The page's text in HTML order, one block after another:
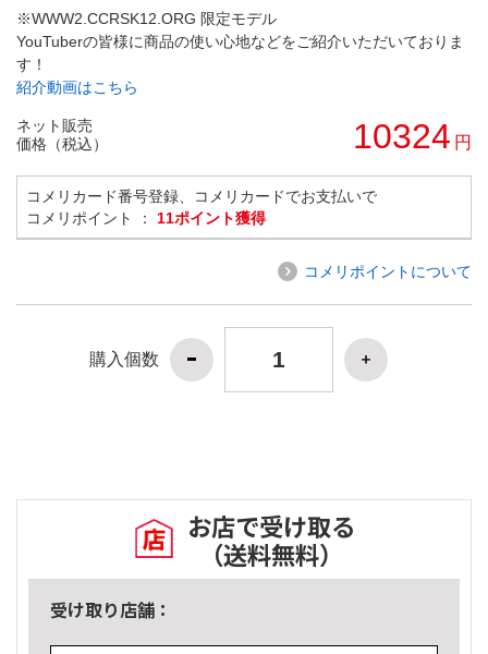
※WWW2.CCRSK12.ORG 限定モデル
YouTuberの皆様に商品の使い心地などをご紹介いただいておりま
す！
紹介動画はこちら
ネット販売
価格（税込）
10324 円
コメリカード番号登録、コメリカードでお支払いで
コメリポイント ： 11ポイント獲得
コメリポイントについて
購入個数
お店で受け取る
（送料無料）
受け取り店舗：